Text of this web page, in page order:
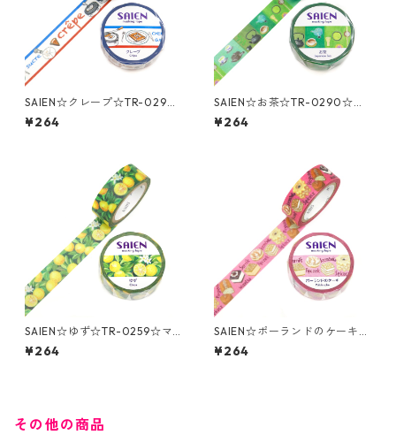
SAIEN☆クレープ☆TR-0294
☆マスキングテープ
¥264
SAIEN☆お茶☆TR-0290☆マ
スキングテープ
¥264
SAIEN☆ゆず☆TR-0259☆マ
スキングテープ
¥264
SAIEN☆ポーランドのケーキ☆
TR-0260☆マスキングテープ
¥264
その他の商品